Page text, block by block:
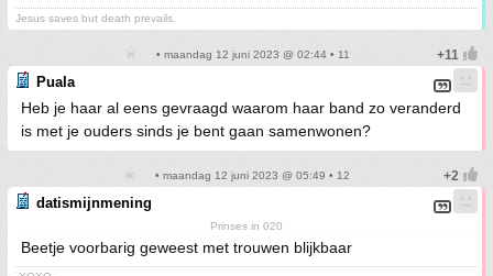
Jesus saves but death prevails.
• maandag 12 juni 2023 @ 02:44 • 11
Puala
Heb je haar al eens gevraagd waarom haar band zo veranderd
is met je ouders sinds je bent gaan samenwonen?
• maandag 12 juni 2023 @ 05:49 • 12
datismijnmening
Prinses in 020
Beetje voorbarig geweest met trouwen blijkbaar